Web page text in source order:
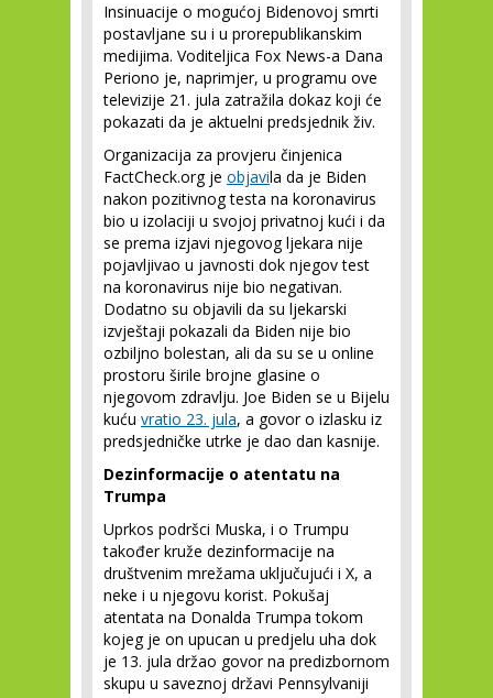
Insinuacije o mogućoj Bidenovoj smrti
postavljane su i u prorepublikanskim
medijima. Voditeljica Fox News-a Dana
Periono je, naprimjer, u programu ove
televizije 21. jula zatražila dokaz koji će
pokazati da je aktuelni predsjednik živ.
Organizacija za provjeru činjenica
FactCheck.org je objavila da je Biden
nakon pozitivnog testa na koronavirus
bio u izolaciji u svojoj privatnoj kući i da
se prema izjavi njegovog ljekara nije
pojavljivao u javnosti dok njegov test
na koronavirus nije bio negativan.
Dodatno su objavili da su ljekarski
izvještaji pokazali da Biden nije bio
ozbiljno bolestan, ali da su se u online
prostoru širile brojne glasine o
njegovom zdravlju. Joe Biden se u Bijelu
kuću vratio 23. jula, a govor o izlasku iz
predsjedničke utrke je dao dan kasnije.
Dezinformacije o atentatu na
Trumpa
Uprkos podršci Muska, i o Trumpu
također kruže dezinformacije na
društvenim mrežama uključujući i X, a
neke i u njegovu korist. Pokušaj
atentata na Donalda Trumpa tokom
kojeg je on upucan u predjelu uha dok
je 13. jula držao govor na predizbornom
skupu u saveznoj državi Pennsylvaniji